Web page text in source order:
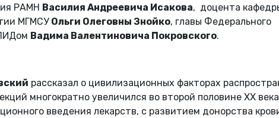
РАМН Василия Андреевича Исакова, доцента
МГМСУ Ольги Олеговны Знойко, главы Федерального
Вадима Валентиновича Покровского.
рассказал о цивилизационных факторах
многократно увеличился во второй половине XX
введения лекарств, с развитием донорства